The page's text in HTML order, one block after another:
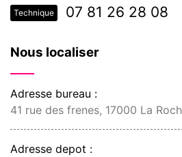
Technique 07 81 26 28 08
Nous localiser
Adresse bureau :
41 rue des frenes, 17000 La
Adresse depot :